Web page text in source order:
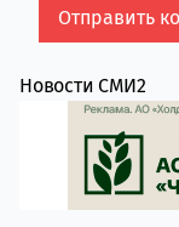
Новости СМИ2